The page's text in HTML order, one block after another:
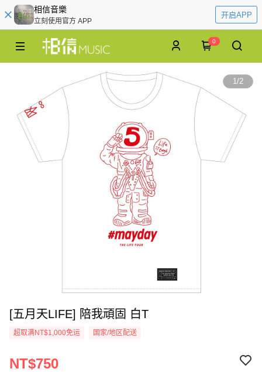
相信音樂
立刻使用官方 APP
开启APP
0
1/2
[五月天LIFE] 陪我頑固 白T
超取满NT$1,000免运 国家/地区配送
NT$750